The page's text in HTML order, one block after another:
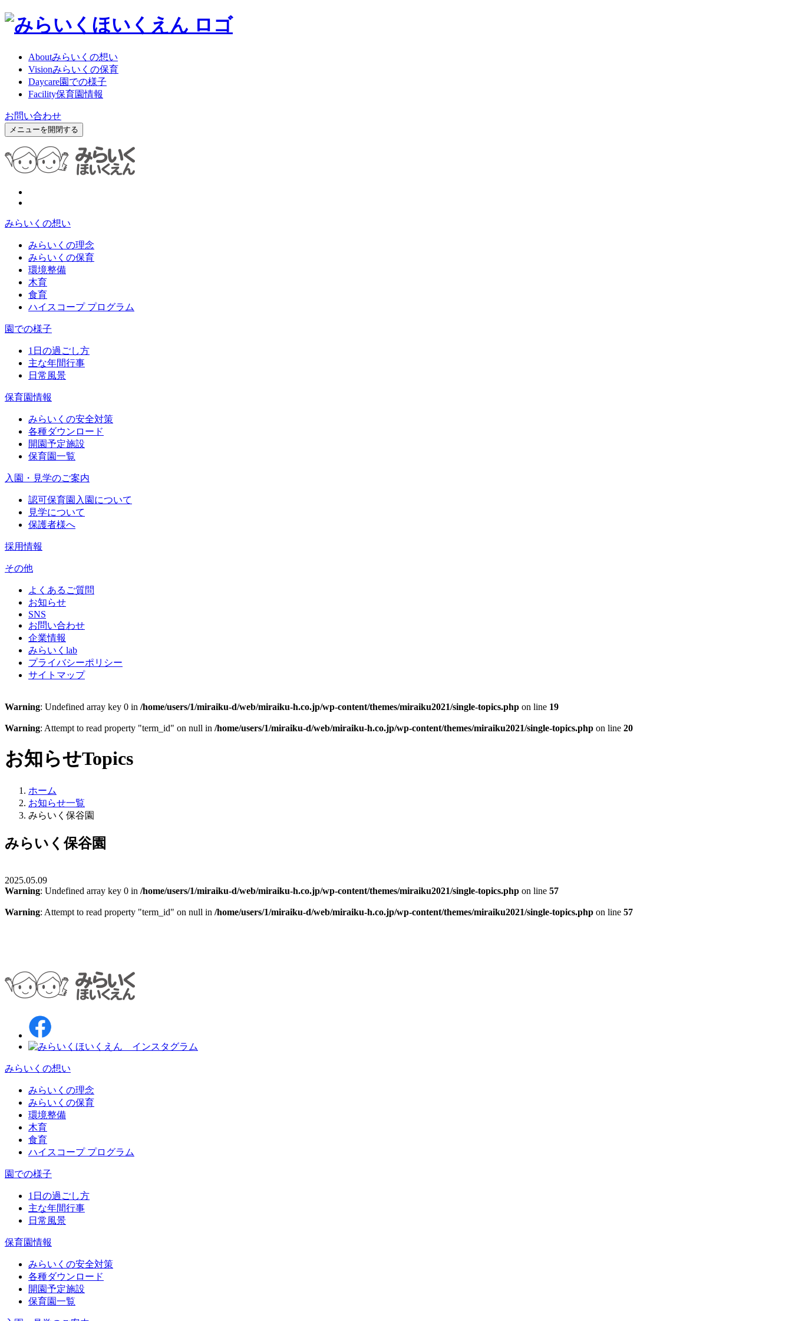
Aboutみらいくの想い
Visionみらいくの保育
Daycare園での様子
Facility保育園情報
お問い合わせ
メニューを開閉する
みらいくの想い
みらいくの理念
みらいくの保育
環境整備
木育
食育
ハイスコープ プログラム
園での様子
1日の過ごし方
主な年間行事
日常風景
保育園情報
みらいくの安全対策
各種ダウンロード
開園予定施設
保育園一覧
入園・見学のご案内
認可保育園入園について
見学について
保護者様へ
採用情報
その他
よくあるご質問
お知らせ
SNS
お問い合わせ
企業情報
みらいくlab
プライバシーポリシー
サイトマップ
Warning: Undefined array key 0 in /home/users/1/miraiku-d/web/miraiku-h.co.jp/wp-content/themes/miraiku2021/single-topics.php on line 19
Warning: Attempt to read property "term_id" on null in /home/users/1/miraiku-d/web/miraiku-h.co.jp/wp-content/themes/miraiku2021/single-topics.php on line 20
お知らせTopics
ホーム
お知らせ一覧
みらいく保谷園
みらいく保谷園
2025.05.09
Warning: Undefined array key 0 in /home/users/1/miraiku-d/web/miraiku-h.co.jp/wp-content/themes/miraiku2021/single-topics.php on line 57
Warning: Attempt to read property "term_id" on null in /home/users/1/miraiku-d/web/miraiku-h.co.jp/wp-content/themes/miraiku2021/single-topics.php on line 57
みらいくの想い
みらいくの理念
みらいくの保育
環境整備
木育
食育
ハイスコープ プログラム
園での様子
1日の過ごし方
主な年間行事
日常風景
保育園情報
みらいくの安全対策
各種ダウンロード
開園予定施設
保育園一覧